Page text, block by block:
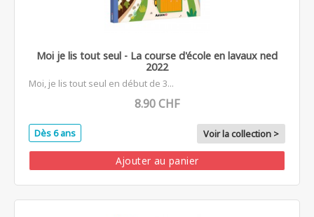
Moi je lis tout seul - La course d'école en lavaux ned
2022
Moi, je lis tout seul en début de 3...
8.90 CHF
Dès 6 ans Voir la collection >
Ajouter au panier